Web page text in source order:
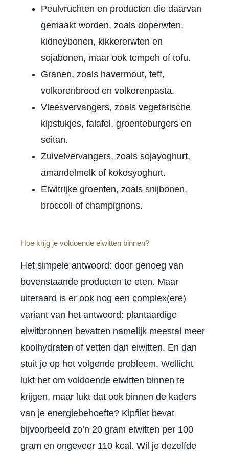
Peulvruchten en producten die daarvan
gemaakt worden, zoals doperwten,
kidneybonen, kikkererwten en
sojabonen, maar ook tempeh of tofu.
Granen, zoals havermout, teff,
volkorenbrood en volkorenpasta.
Vleesvervangers, zoals vegetarische
kipstukjes, falafel, groenteburgers en
seitan.
Zuivelvervangers, zoals sojayoghurt,
amandelmelk of kokosyoghurt.
Eiwitrijke groenten, zoals snijbonen,
broccoli of champignons.
Hoe krijg je voldoende eiwitten binnen?
Het simpele antwoord: door genoeg van
bovenstaande producten te eten. Maar
uiteraard is er ook nog een complex(ere)
variant van het antwoord: plantaardige
eiwitbronnen bevatten namelijk meestal meer
koolhydraten of vetten dan eiwitten. En dan
stuit je op het volgende probleem. Wellicht
lukt het om voldoende eiwitten binnen te
krijgen, maar lukt dat ook binnen de kaders
van je energiebehoefte? Kipfilet bevat
bijvoorbeeld zo’n 20 gram eiwitten per 100
gram en ongeveer 110 kcal. Wil je dezelfde